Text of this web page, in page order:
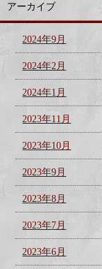
アーカイブ
2024年9月
2024年2月
2024年1月
2023年11月
2023年10月
2023年9月
2023年8月
2023年7月
2023年6月